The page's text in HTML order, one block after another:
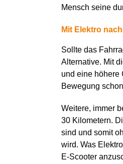
Mensch seine
Mit Elektro
Sollte das
Alternative. Mit
und eine höhere
Bewegung
Weitere, immer
30 Kilometern.
sind und somit
wird. Was
E-Scooter